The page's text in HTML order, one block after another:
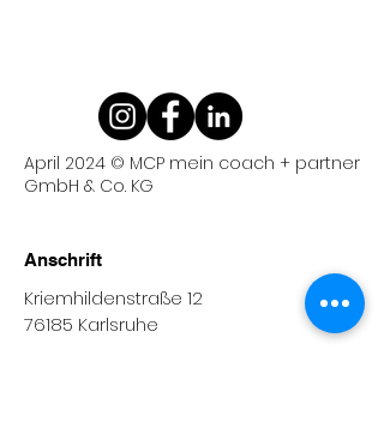
April 2024 © MCP mein coach + partner
GmbH & Co. KG
Anschrift
Kriemhildenstraße 12
76185 Karlsruhe